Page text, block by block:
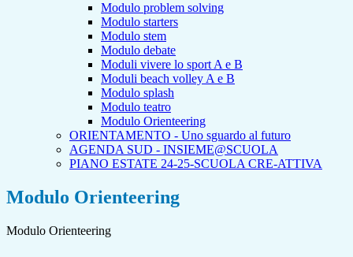
Modulo problem solving
Modulo starters
Modulo stem
Modulo debate
Moduli vivere lo sport A e B
Moduli beach volley A e B
Modulo splash
Modulo teatro
Modulo Orienteering
ORIENTAMENTO - Uno sguardo al futuro
AGENDA SUD - INSIEME@SCUOLA
PIANO ESTATE 24-25-SCUOLA CRE-ATTIVA
Modulo Orienteering
Modulo Orienteering